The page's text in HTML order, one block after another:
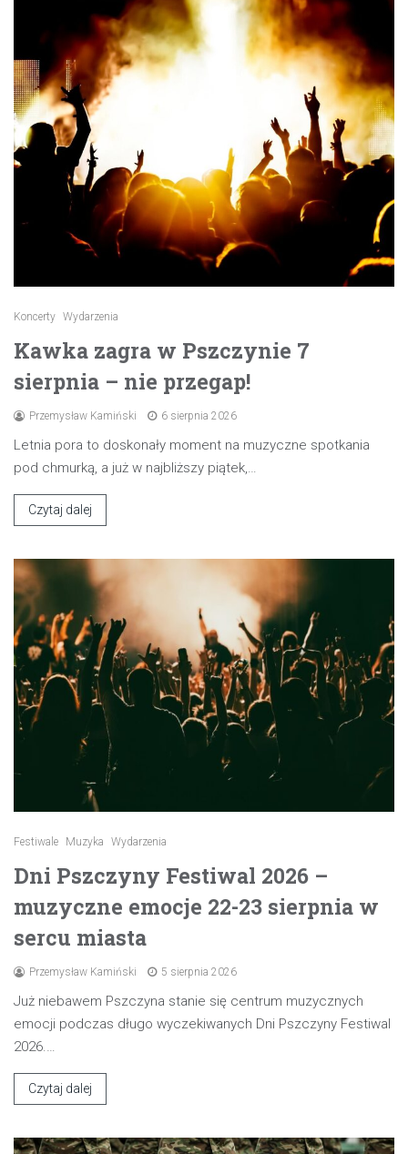
Koncerty Wydarzenia
Kawka zagra w Pszczynie 7
sierpnia – nie przegap!
Przemysław Kamiński 6 sierpnia 2026
Letnia pora to doskonały moment na muzyczne spotkania
pod chmurką, a już w najbliższy piątek,…
Czytaj dalej
Festiwale Muzyka Wydarzenia
Dni Pszczyny Festiwal 2026 –
muzyczne emocje 22-23 sierpnia w
sercu miasta
Przemysław Kamiński 5 sierpnia 2026
Już niebawem Pszczyna stanie się centrum muzycznych
emocji podczas długo wyczekiwanych Dni Pszczyny Festiwal
2026.…
Czytaj dalej